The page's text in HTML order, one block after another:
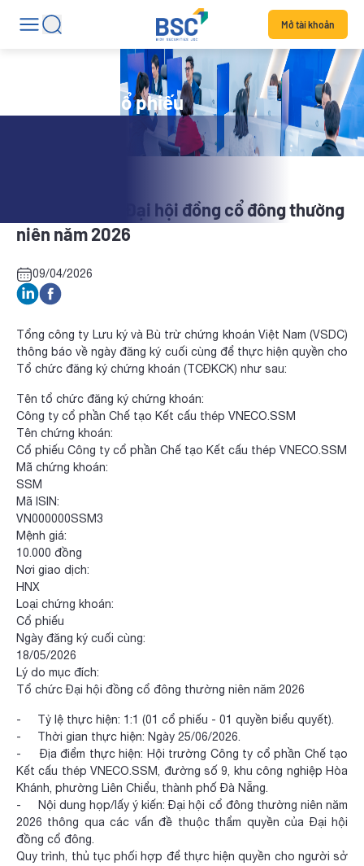
Mở tài khoản
Tin tức mã cổ phiếu
SSM: Tổ chức Đại hội đồng cổ đông thường
niên năm 2026
09/04/2026
Tổng công ty Lưu ký và Bù trừ chứng khoán Việt Nam (VSDC)
thông báo về ngày đăng ký cuối cùng để thực hiện quyền cho
Tổ chức đăng ký chứng khoán (TCĐKCK) như sau:
Tên tổ chức đăng ký chứng khoán:
Công ty cổ phần Chế tạo Kết cấu thép VNECO.SSM
Tên chứng khoán:
Cổ phiếu Công ty cổ phần Chế tạo Kết cấu thép VNECO.SSM
Mã chứng khoán:
SSM
Mã ISIN:
VN000000SSM3
Mệnh giá:
10.000 đồng
Nơi giao dịch:
HNX
Loại chứng khoán:
Cổ phiếu
Ngày đăng ký cuối cùng:
18/05/2026
Lý do mục đích:
Tổ chức Đại hội đồng cổ đông thường niên năm 2026
- Tỷ lệ thực hiện: 1:1 (01 cổ phiếu - 01 quyền biểu quyết).
- Thời gian thực hiện: Ngày 25/06/2026.
- Địa điểm thực hiện: Hội trường Công ty cổ phần Chế tạo
Kết cấu thép VNECO.SSM, đường số 9, khu công nghiệp Hòa
Khánh, phường Liên Chiểu, thành phố Đà Nẵng.
- Nội dung họp/lấy ý kiến: Đại hội cổ đông thường niên năm
2026 thông qua các vấn đề thuộc thẩm quyền của Đại hội
đồng cổ đông.
Quy trình, thủ tục phối hợp để thực hiện quyền cho người sở